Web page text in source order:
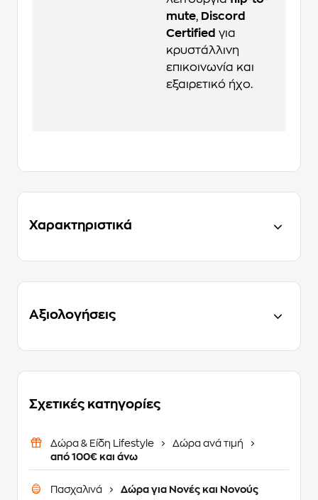
mute, Discord
Certified για
κρυστάλλινη
επικοινωνία και
εξαιρετικό ήχο.
Χαρακτηριστικά
Αξιολογήσεις
Σχετικές κατηγορίες
Δώρα & Είδη Lifestyle
Δώρα ανά τιμή
από 100€ και άνω
Πασχαλινά Δώρα για Νονές και Νονούς